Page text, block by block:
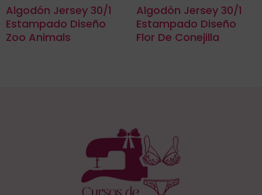
Algodón Jersey 30/1
Estampado Diseño
Zoo Animals
Algodón Jersey 30/1
Estampado Diseño
Flor De Conejilla